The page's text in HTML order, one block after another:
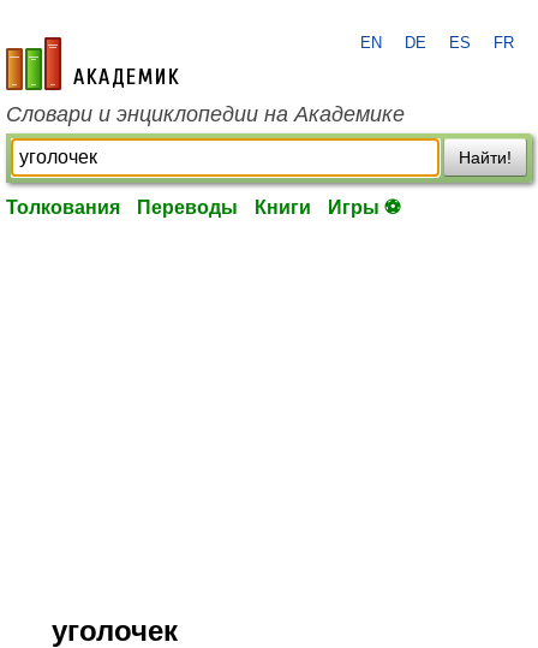
academic.ru
EN DE ES FR
Словари и энциклопедии на Академике
Найти!
Толкования Переводы Книги Игры ⚽
уголочек